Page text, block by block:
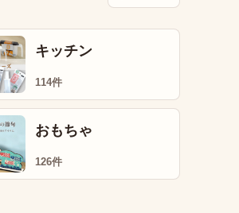
キッチン
114件
おもちゃ
126件